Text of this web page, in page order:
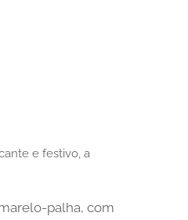
e festivo, a
palha, com